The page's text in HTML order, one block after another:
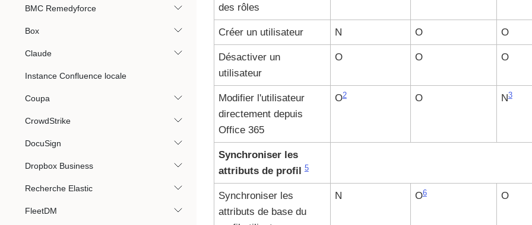
BMC Remedyforce
Box
Claude
Instance Confluence locale
Coupa
CrowdStrike
DocuSign
Dropbox Business
Recherche Elastic
FleetDM
des rôles
Créer un utilisateur N O O
Désactiver un
utilisateur
O O O
Modifier l'utilisateur
directement depuis
Office 365
O2 O N3
Synchroniser les
attributs de profil 5
Synchroniser les
attributs de base du
N O6 O